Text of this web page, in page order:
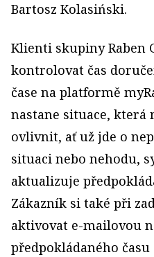
Bartosz Kolasiński.
Klienti skupiny Raben
kontrolovat čas
čase na platformě
nastane situace, která
ovlivnit, ať už jde o
situaci nebo nehodu,
aktualizuje
Zákazník si také při
aktivovat e-mailovou
předpokládaného